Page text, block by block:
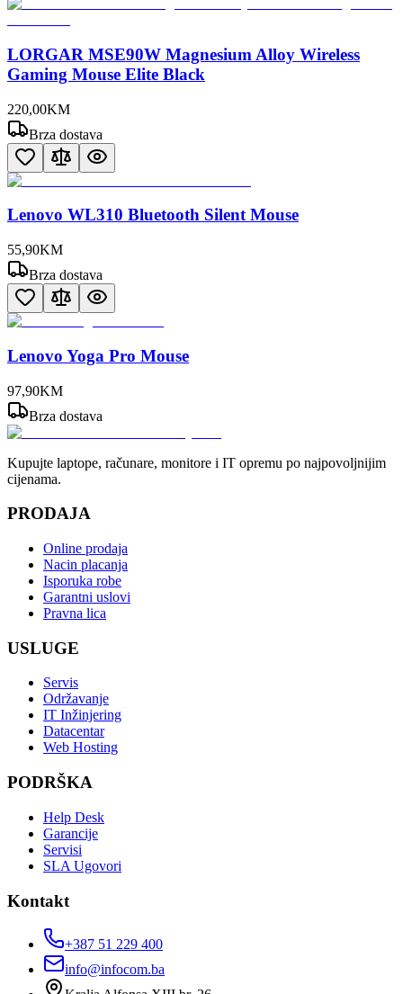
LORGAR MSE90W Magnesium Alloy Wireless
Gaming Mouse Elite Black
220,00KM
Brza dostava
Lenovo WL310 Bluetooth Silent Mouse
55,90KM
Brza dostava
Lenovo Yoga Pro Mouse
97,90KM
Brza dostava
Kupujte laptope, računare, monitore i IT opremu po najpovoljnijim
cijenama.
PRODAJA
Online prodaja
Nacin placanja
Isporuka robe
Garantni uslovi
Pravna lica
USLUGE
Servis
Održavanje
IT Inžinjering
Datacentar
Web Hosting
PODRŠKA
Help Desk
Garancije
Servisi
SLA Ugovori
Kontakt
+387 51 229 400
info@infocom.ba